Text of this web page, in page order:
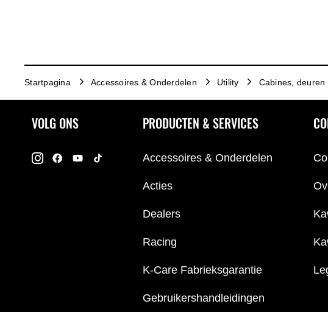
Startpagina Accessoires & Onderdelen Utility Cabines, deuren
VOLG ONS PRODUCTEN & SERVICES
Accessoires & Onderdelen
Acties
Dealers
Racing
K-Care Fabrieksgarantie
Gebruikershandleidingen